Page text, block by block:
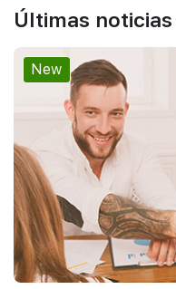
Últimas
New